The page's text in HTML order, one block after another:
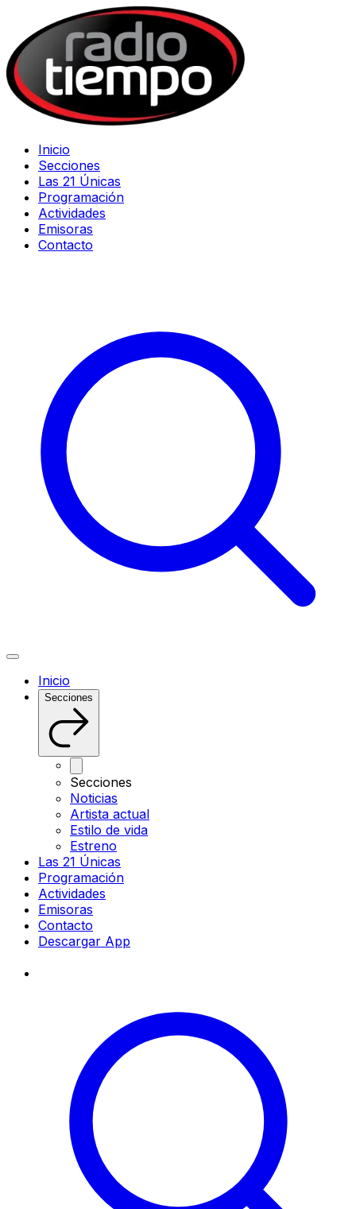
Inicio
Secciones
Las 21 Únicas
Programación
Actividades
Emisoras
Contacto
Inicio
Secciones
Secciones
Noticias
Artista actual
Estilo de vida
Estreno
Las 21 Únicas
Programación
Actividades
Emisoras
Contacto
Descargar App